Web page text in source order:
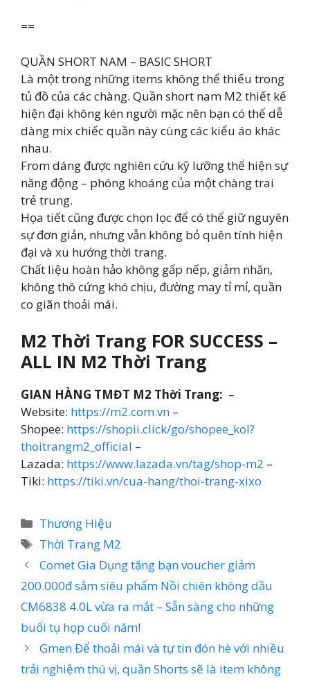
==
QUẦN SHORT NAM – BASIC SHORT
Là một trong những items không thể thiếu trong
tủ đồ của các chàng. Quần short nam M2 thiết kế
hiện đại không kén người mặc nên bạn có thể dễ
dàng mix chiếc quần này cùng các kiểu áo khác
nhau.
From dáng được nghiên cứu kỹ lưỡng thể hiện sự
năng động – phóng khoáng của một chàng trai
trẻ trung.
Họa tiết cũng được chọn lọc để có thể giữ nguyên
sự đơn giản, nhưng vẫn không bỏ quên tính hiện
đại và xu hướng thời trang.
Chất liệu hoàn hảo không gấp nếp, giảm nhăn,
không thô cứng khó chịu, đường may tỉ mỉ, quần
co giãn thoải mái.
M2 Thời Trang FOR SUCCESS –
ALL IN M2 Thời Trang
GIAN HÀNG TMĐT M2 Thời Trang: –
Website: https://m2.com.vn –
Shopee: https://shopii.click/go/shopee_kol?
thoitrangm2_official –
Lazada: https://www.lazada.vn/tag/shop-m2 –
Tiki: https://tiki.vn/cua-hang/thoi-trang-xixo
Danh
mục
Thương Hiệu
Thẻ
Thời Trang M2
Comet Gia Dụng tặng bạn voucher giảm
200.000đ sắm siêu phẩm Nồi chiên không dầu
CM6838 4.0L vừa ra mắt – Sẵn sàng cho những
buổi tụ họp cuối năm!
Gmen Để thoải mái và tự tin đón hè với nhiều
trải nghiệm thú vị, quần Shorts sẽ là item không